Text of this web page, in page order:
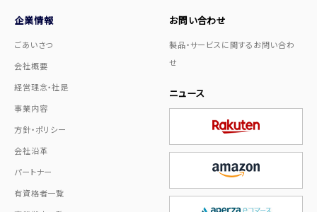
企業情報
ごあいさつ
会社概要
経営理念・社是
事業内容
方針・ポリシー
会社沿革
パートナー
有資格者一覧
お問い合わせ
製品・サービスに関するお問い合わ
せ
ニュース